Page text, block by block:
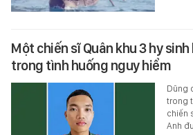
Một chiến sĩ Quân khu 3 hy
trong tình huống nguy hiểm
Dũng
trong
chiến
Anh